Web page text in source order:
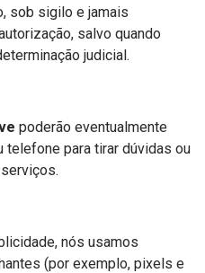
sob sigilo e jamais
salvo quando
judicial.
poderão eventualmente
telefone para tirar dúvidas ou
nós usamos
(por exemplo, pixels e